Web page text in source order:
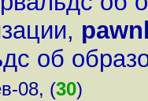
,
об
08, (30)